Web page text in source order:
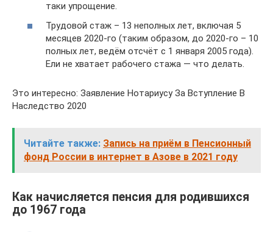
таки упрощение.
Трудовой стаж – 13 неполных лет, включая 5
месяцев 2020-го (таким образом, до 2020-го – 10
полных лет, ведём отсчёт с 1 января 2005 года).
Ели не хватает рабочего стажа — что делать.
Это интересно: Заявление Нотариусу За Вступление В
Наследство 2020
Читайте также: Запись на приём в Пенсионный
фонд России в интернет в Азове в 2021 году
Как начисляется пенсия для родившихся
до 1967 года